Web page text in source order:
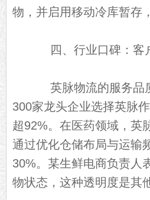
物，并启用移动冷库暂存
四、行业口碑：客
英脉物流的服务品质
300家龙头企业选择英脉
超92%。在医药领域，英
通过优化仓储布局与运输
30%。某生鲜电商负责人
物状态，这种透明度是其